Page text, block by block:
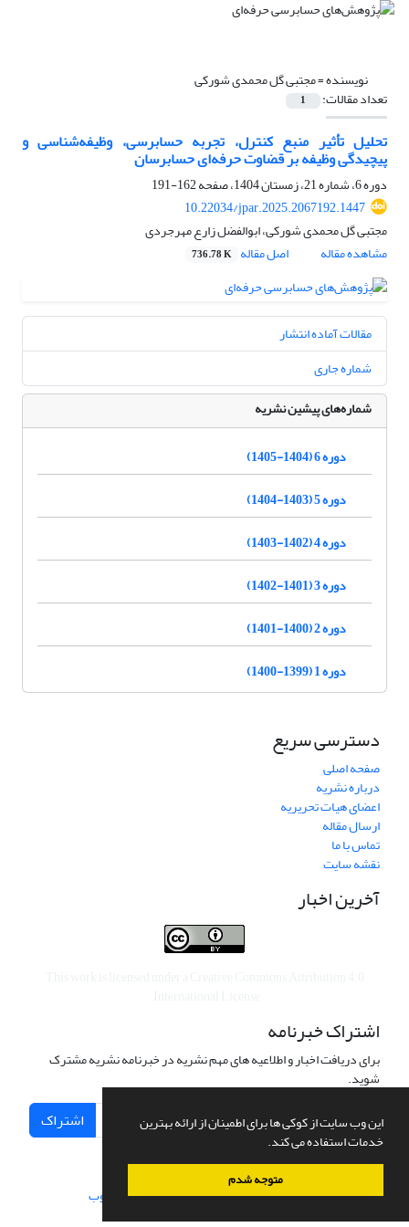
این وب سایت از کوکی ها برای اطمینان از ارائه بهترین
خدمات استفاده می کند.
متوجه شدم
نویسنده =مجتبی گل محمدی شورکی
تعداد مقالات: 1
تحلیل تأثیر منبع کنترل، تجربه حسابرسی، وظیفه‌شناسی و
پیچیدگی وظیفه بر قضاوت حرفه‌ای حسابرسان
دوره 6، شماره 21، زمستان 1404، صفحه
162-191
10.22034/jpar.2025.2067192.1447
مجتبی گل محمدی شورکی، ابوالفضل زارع مهرجردی
مشاهده مقاله
اصل مقاله 736.78 K
مقالات آماده انتشار
شماره جاری
شماره‌های پیشین نشریه
دوره 6 (1404-1405)
دوره 5 (1403-1404)
دوره 4 (1402-1403)
دوره 3 (1401-1402)
دوره 2 (1400-1401)
دوره 1 (1399-1400)
دسترسی سریع
صفحه اصلی
درباره نشریه
اعضای هیات تحریریه
ارسال مقاله
تماس با ما
نقشه سایت
آخرین اخبار
اشتراک خبرنامه
برای دریافت اخبار و اطلاعیه های مهم نشریه در خبرنامه نشریه مشترک
شوید.
اشتراک
سامانه مدیریت نشریات علمی.طراحی و پیاده سازی از سیناوب